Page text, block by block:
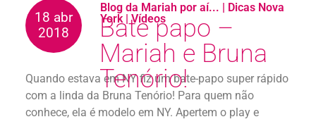
18 abr
2018
Blog da Mariah por aí...
Dicas Nova
York| Vídeos
Bate papo –
Mariah e Bruna
Tenório!
Quando estava em NY fiz um bate-papo super rápido
com a linda da Bruna Tenório! Para quem não
conhece, ela é modelo em NY. Apertem o play e